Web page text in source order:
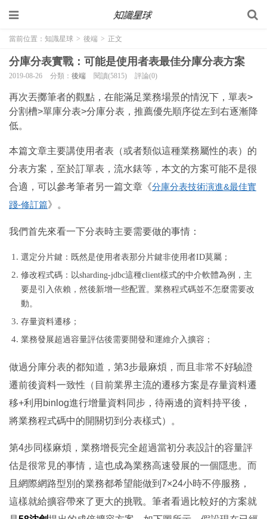
當前位置： 知識星球 > 後端 > 正文
分庫分表實戰：可能是使用者表最佳分庫分表方案
2019-08-26 分類： 後端 閱讀(5815) 評論(0)
再次丟擲筆者的觀點，在能滿足業務場景的情況下，單表>
分割槽>單庫分表>分庫分表，推薦優先順序從左到右逐漸降
低。
本篇文章主要講使用者表（或者類似這種業務屬性的表）的
分表方案，至於訂單表，流水錶等，本文的方案可能不是很
合適，可以參考筆者另一篇文章《分庫分表技術演進&最佳實
踐-修訂篇》。
我們首先來看一下分表時主要需要做的事情：
選定分片鍵：既然是使用者表那分片鍵非使用者ID莫屬；
修改程式碼：以sharding-jdbc這種client樣式的中介軟體為例，主
要是引入依賴，然後新增一些配置。業務程式碼並不怎麼需要改
動。
存量資料遷移；
業務發展超過容量評估後需要開發和運維介入擴容；
做過分庫分表的都知道，第3步最麻煩，而且非常不好驗證
遷前後資料一致性（目前業界主流的遷移方案是存量資料遷
移+利用binlog進行增量資料同步，待兩邊的資料持平後，
將業務程式碼中的開關切到分表樣式）。
第4步同樣麻煩，業務增長完全超過當初分表設計的容量評
估是很常見的事情，這也成為業務高速發展的一個隱患。而
且網際網路型別的業務都希望能做到7×24小時不停服務，
這樣就給擴容帶來了更大的挑戰。筆者看過比較好的方案就